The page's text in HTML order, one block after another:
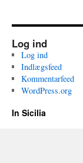
Log ind
Log ind
Indlægsfeed
Kommentarfeed
WordPress.org
In Sicilia